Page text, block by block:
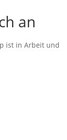
an
ist in Arbeit und